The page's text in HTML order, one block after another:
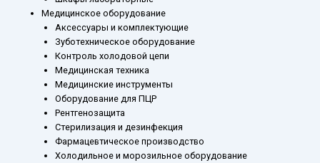
Медицинское оборудование
Аксессуары и комплектующие
Зуботехническое оборудование
Контроль холодовой цепи
Медицинская техника
Медицинские инструменты
Оборудование для ПЦР
Рентгенозащита
Стерилизация и дезинфекция
Фармацевтическое производство
Холодильное и морозильное оборудование